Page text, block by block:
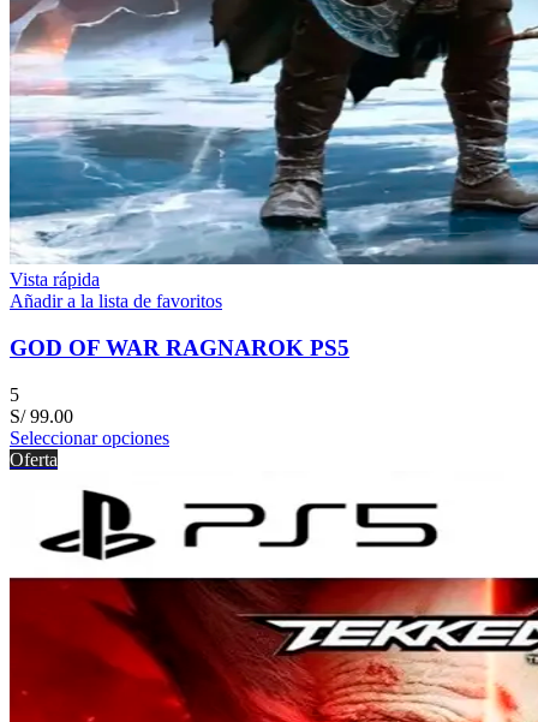
Vista rápida
Añadir a la lista de favoritos
GOD OF WAR RAGNAROK PS5
5
S/99.00
Seleccionar opciones
Oferta